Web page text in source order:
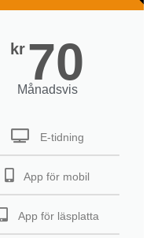
kr 70
Månadsvis
E-tidning
App för mobil
App för läsplatta